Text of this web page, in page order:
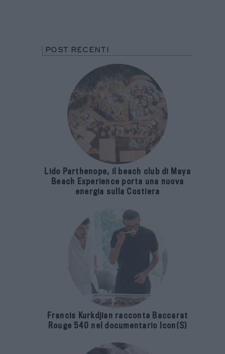
POST RECENTI
Lido Parthenope, il beach club di Maya
Beach Experience porta una nuova
energia sulla Costiera
Francis Kurkdjian racconta Baccarat
Rouge 540 nel documentario Icon(S)